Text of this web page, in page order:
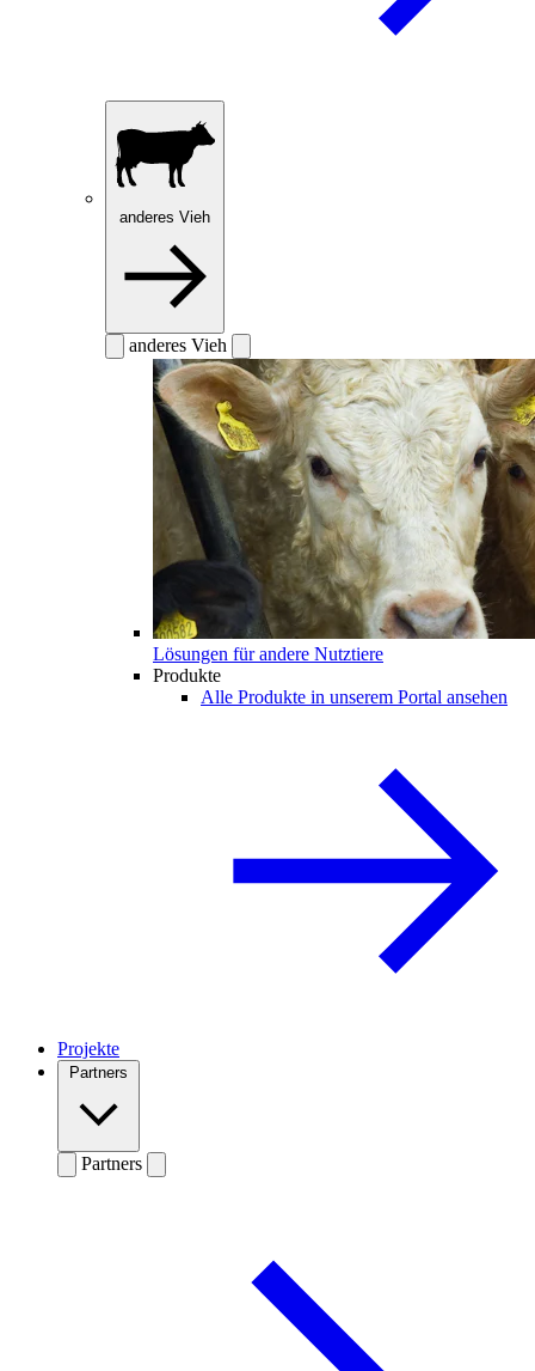
anderes Vieh
anderes Vieh
Lösungen für andere Nutztiere
Produkte
Alle Produkte in unserem Portal ansehen
Projekte
Partners
Partners